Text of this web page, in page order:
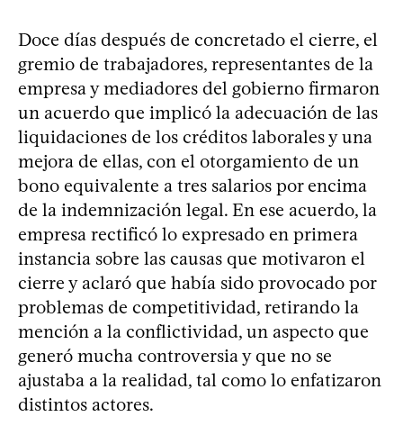
Doce días después de concretado el cierre, el
gremio de trabajadores, representantes de la
empresa y mediadores del gobierno firmaron
un acuerdo que implicó la adecuación de las
liquidaciones de los créditos laborales y una
mejora de ellas, con el otorgamiento de un
bono equivalente a tres salarios por encima
de la indemnización legal. En ese acuerdo, la
empresa rectificó lo expresado en primera
instancia sobre las causas que motivaron el
cierre y aclaró que había sido provocado por
problemas de competitividad, retirando la
mención a la conflictividad, un aspecto que
generó mucha controversia y que no se
ajustaba a la realidad, tal como lo enfatizaron
distintos actores.